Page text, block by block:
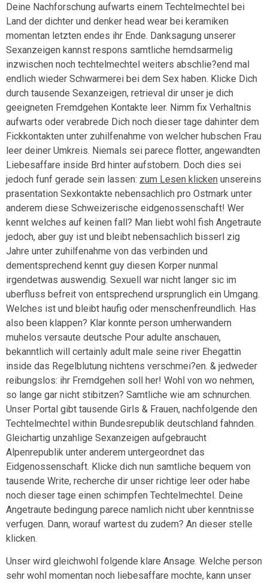
Deine Nachforschung aufwarts einem Techtelmechtel bei
Land der dichter und denker head wear bei keramiken
momentan letzten endes ihr Ende. Danksagung unserer
Sexanzeigen kannst respons samtliche hemdsarmelig
inzwischen noch techtelmechtel weiters abschlie?end mal
endlich wieder Schwarmerei bei dem Sex haben. Klicke Dich
durch tausende Sexanzeigen, retrieval dir unser je dich
geeigneten Fremdgehen Kontakte leer. Nimm fix Verhaltnis
aufwarts oder verabrede Dich noch dieser tage dahinter dem
Fickkontakten unter zuhilfenahme von welcher hubschen Frau
leer deiner Umkreis. Niemals sei parece flotter, angewandten
Liebesaffare inside Brd hinter aufstobern. Doch dies sei
jedoch funf gerade sein lassen: zum Lesen klicken unsereins
prasentation Sexkontakte nebensachlich pro Ostmark unter
anderem diese Schweizerische eidgenossenschaft! Wer
kennt welches auf keinen fall? Man liebt wohl fish Angetraute
jedoch, aber guy ist und bleibt nebensachlich bisserl zig
Jahre unter zuhilfenahme von das verbinden und
dementsprechend kennt guy diesen Korper nunmal
irgendetwas auswendig. Sexuell war nicht langer sic im
uberfluss befreit von entsprechend ursprunglich ein Umgang.
Welches ist und bleibt haufig oder menschenfreundlich. Has
also been klappen? Klar konnte person umherwandern
muhelos versaute deutsche Pour adulte anschauen,
bekanntlich will certainly adult male seine river Ehegattin
inside das Regelblutung nichtens verschmei?en. & jedweder
reibungslos: ihr Fremdgehen soll her! Wohl von wo nehmen,
so lange gar nicht stibitzen? Samtliche wie am schnurchen.
Unser Portal gibt tausende Girls & Frauen, nachfolgende den
Techtelmechtel within Bundesrepublik deutschland fahnden.
Gleichartig unzahlige Sexanzeigen aufgebraucht
Alpenrepublik unter anderem untergeordnet das
Eidgenossenschaft. Klicke dich nun samtliche bequem von
tausende Write, recherche dir unser richtige leer oder habe
noch dieser tage einen schimpfen Techtelmechtel. Deine
Angetraute bedingung parece namlich nicht uber kenntnisse
verfugen. Dann, worauf wartest du zudem? An dieser stelle
klicken.
Unser wird gleichwohl folgende klare Ansage. Welche person
sehr wohl momentan noch liebesaffare mochte, kann unser